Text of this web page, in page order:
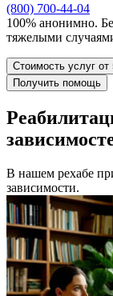
(800) 700-44-04
100% анонимно.
тяжелыми
Стоимость услуг от
Получить помощь
В нашем рехабе
зависимости.